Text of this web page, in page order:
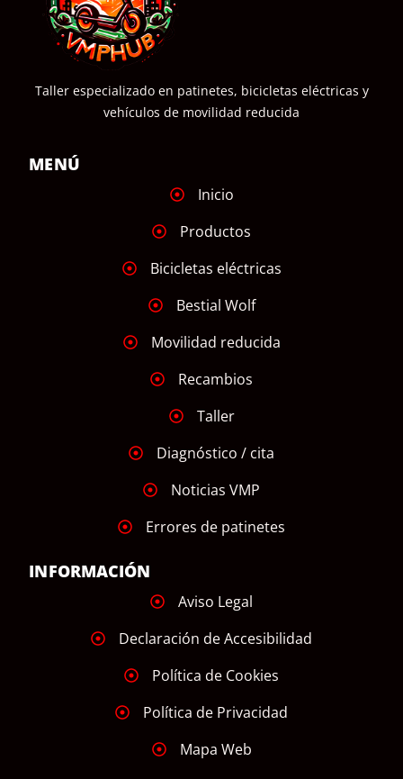
Taller especializado en patinetes, bicicletas eléctricas y
vehículos de movilidad reducida
MENÚ
Inicio
Productos
Bicicletas eléctricas
Bestial Wolf
Movilidad reducida
Recambios
Taller
Diagnóstico / cita
Noticias VMP
Errores de patinetes
INFORMACIÓN
Aviso Legal
Declaración de Accesibilidad
Política de Cookies
Política de Privacidad
Mapa Web